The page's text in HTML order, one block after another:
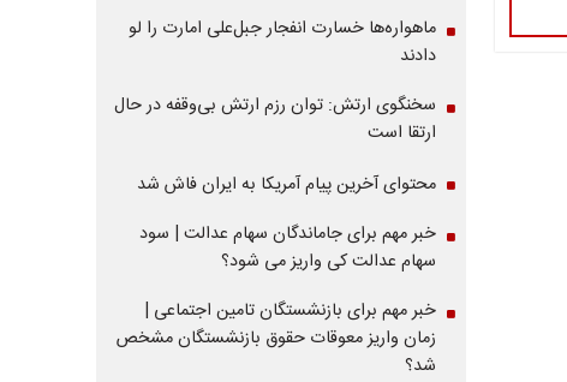
ماهواره‌‌ها خسارت انفجار جبل‌علی امارت را لو
دادند
سخنگوی ارتش: توان رزم ارتش بی‌وقفه در حال
ارتقا است
محتوای آخرین پیام آمریکا به ایران فاش شد
خبر مهم برای جاماندگان سهام عدالت | سود
سهام عدالت کی واریز می شود؟
خبر مهم برای بازنشستگان تامین اجتماعی |
زمان واریز معوقات حقوق بازنشستگان مشخص
شد؟